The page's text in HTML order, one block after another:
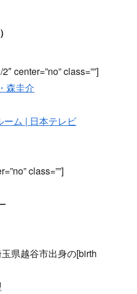
center=”no” class=””]
ーム | 日本テレビ
class=””]
県越谷市出身の[birth